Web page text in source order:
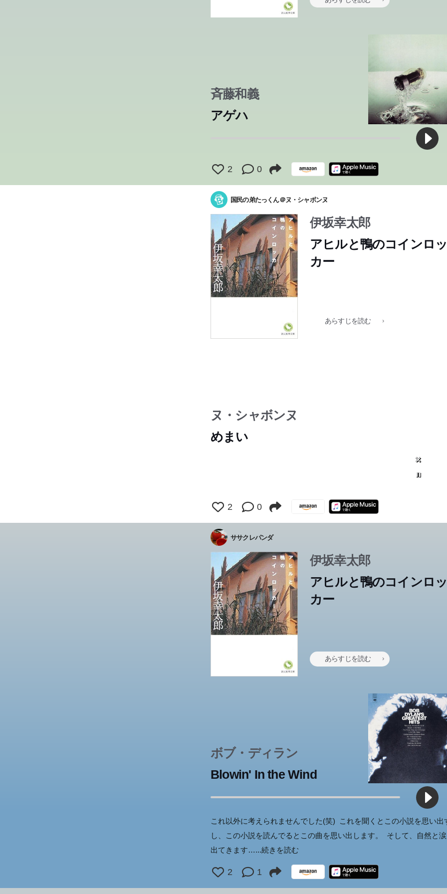
ボブ・ディランはまだ鳴っているんだろうか?
引っ越してきたアパートで出会ったのは、悪魔めいた印象の長身の青
けてきた。彼の標的は――たった1冊の広辞苑!? そんなおかしな話に
気などなかったのに、なぜか僕は決行の夜、モデルガンを手に書店の
に立ってしまったのだ! 清冽な余韻を残す傑作ミステリ。第25回吉川
文学新人賞受賞。
ボブ・ディランはまだ鳴っているんだろうか?
引っ越してきたアパートで出会ったのは、悪魔めいた印象の長身の青
けてきた。彼の標的は――たった1冊の広辞苑!? そんなおかしな話に
気などなかったのに、なぜか僕は決行の夜、モデルガンを手に書店の
に立ってしまったのだ! 清冽な余韻を残す傑作ミステリ。第25回吉川
文学新人賞受賞。
斉藤和義
アゲハ
2 0
国民の弟たっくん＠ヌ・シャボンヌ
伊坂幸太郎
アヒルと鴨のコインロ
カー
あらすじを読む
ボブ・ディランはまだ鳴っているんだろうか?
引っ越してきたアパートで出会ったのは、悪魔めいた印象の長身の青
けてきた。彼の標的は――たった1冊の広辞苑!? そんなおかしな話に
気などなかったのに、なぜか僕は決行の夜、モデルガンを手に書店の
に立ってしまったのだ! 清冽な余韻を残す傑作ミステリ。第25回吉川
文学新人賞受賞。
ヌ・シャボンヌ
めまい
2 0
ササクレパンダ
伊坂幸太郎
アヒルと鴨のコインロ
カー
あらすじを読む
ボブ・ディランはまだ鳴っているんだろうか?
引っ越してきたアパートで出会ったのは、悪魔めいた印象の長身の青
けてきた。彼の標的は――たった1冊の広辞苑!? そんなおかしな話に
気などなかったのに、なぜか僕は決行の夜、モデルガンを手に書店の
に立ってしまったのだ! 清冽な余韻を残す傑作ミステリ。第25回吉川
文学新人賞受賞。
ボブ・ディラン
Blowin' In the Wind
これ以外に考えられませんでした(笑) これを聞くとこの小説を思い出
し、この小説を読んでるとこの曲を思い出します。 そして、自然と
出てきます…...続きを読む
2 1
ボブ・ディランはまだ鳴っているんだろうか?
引っ越してきたアパートで出会ったのは、悪魔めいた印象の長身の青
けてきた。彼の標的は――たった1冊の広辞苑!? そんなおかしな話に
気などなかったのに、なぜか僕は決行の夜、モデルガンを手に書店の
に立ってしまったのだ! 清冽な余韻を残す傑作ミステリ。第25回吉川
文学新人賞受賞。
ボブ・ディランはまだ鳴っているんだろうか?
引っ越してきたアパートで出会ったのは、悪魔めいた印象の長身の青
けてきた。彼の標的は――たった1冊の広辞苑!? そんなおかしな話に
気などなかったのに、なぜか僕は決行の夜、モデルガンを手に書店の
に立ってしまったのだ! 清冽な余韻を残す傑作ミステリ。第25回吉川
文学新人賞受賞。
ボブ・ディランはまだ鳴っているんだろうか?
引っ越してきたアパートで出会ったのは、悪魔めいた印象の長身の青
けてきた。彼の標的は――たった1冊の広辞苑!? そんなおかしな話に
気などなかったのに、なぜか僕は決行の夜、モデルガンを手に書店の
に立ってしまったのだ! 清冽な余韻を残す傑作ミステリ。第25回吉川
文学新人賞受賞。
出会ったのは、悪魔めいた印象の長身の青年。初対面だというのに、
たった1冊の広辞苑!? そんなおかしな話に乗る気などなかったのに、
か僕は決行の夜、モデルガンを手に書店の裏口に立ってしまったのだ!
冽な余韻を残す傑作ミステリ。第25回吉川英治文学新人賞受賞。